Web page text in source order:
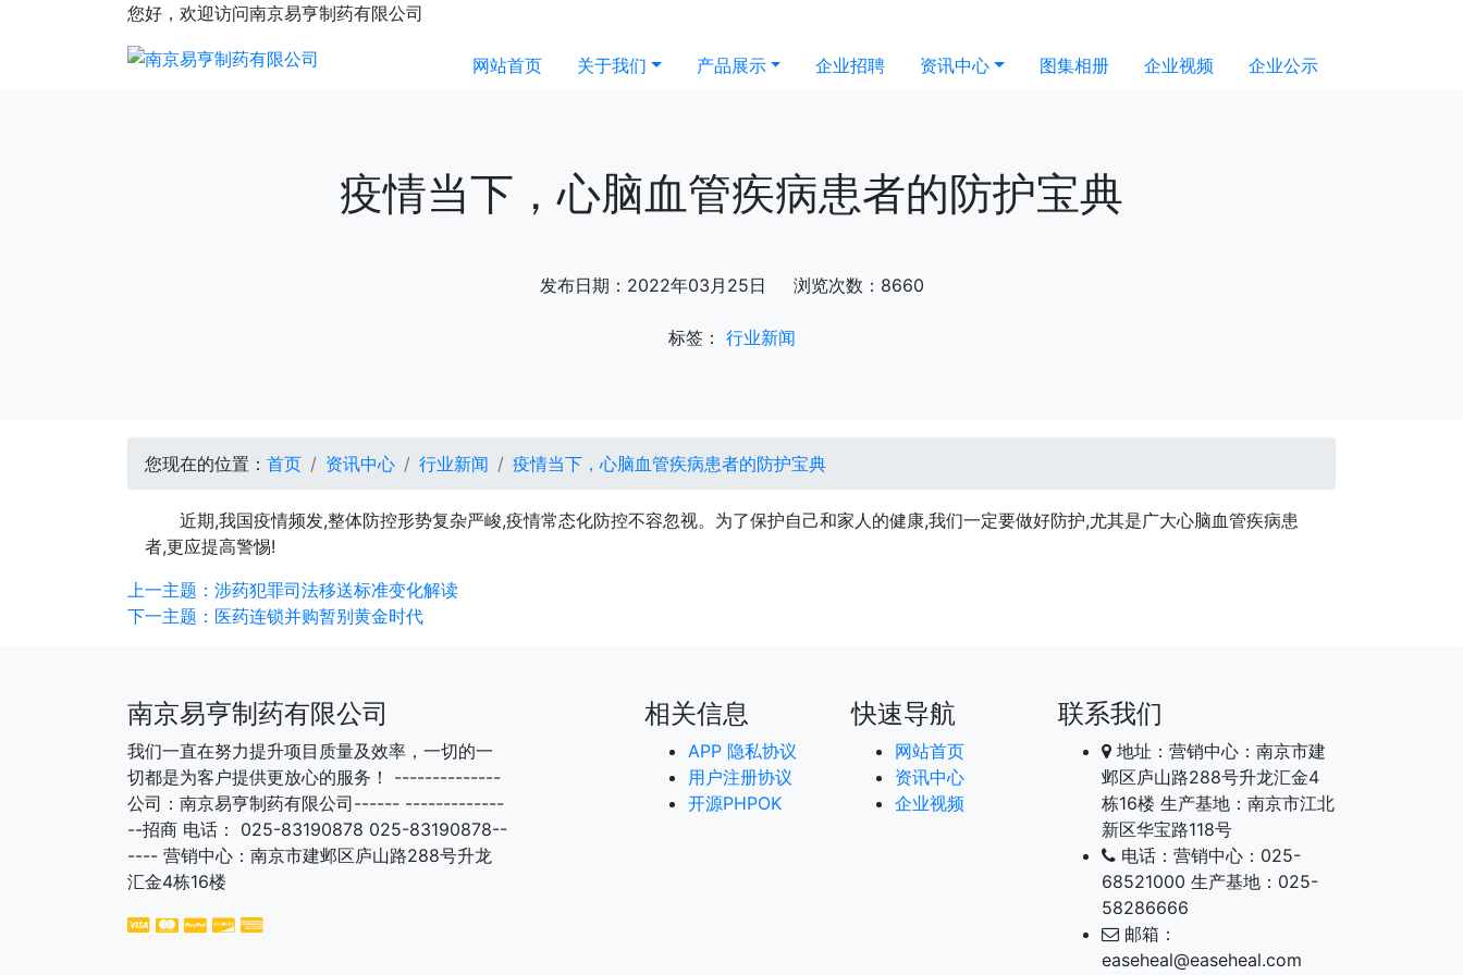
您好，欢迎访问南京易亨制药有限公司
网站首页 关于我们 产品展示 企业招聘 资讯中心 图集相册 企业视频 企业公示
疫情当下，心脑血管疾病患者的防护宝典
发布日期：2022年03月25日 浏览次数：8660
标签： 行业新闻
您现在的位置： 首页 资讯中心 行业新闻 疫情当下，心脑血管疾病患者的防护宝典
近期,我国疫情频发,整体防控形势复杂严峻,疫情常态化防控不容忽视。为了保护自己和家人的健康,我们一定要做好防护,尤其是广大心脑血管疾病患
者,更应提高警惕!
上一主题：涉药犯罪司法移送标准变化解读
下一主题：医药连锁并购暂别黄金时代
南京易亨制药有限公司
我们一直在努力提升项目质量及效率，一切的一
切都是为客户提供更放心的服务！ --------------
公司：南京易亨制药有限公司------ -------------
--招商 电话： 025-83190878 025-83190878--
---- 营销中心：南京市建邺区庐山路288号升龙
汇金4栋16楼
相关信息
APP 隐私协议
用户注册协议
开源PHPOK
快速导航
网站首页
资讯中心
企业视频
联系我们
地址：营销中心：南京市建
邺区庐山路288号升龙汇金4
栋16楼 生产基地：南京市江北
新区华宝路118号
电话：营销中心：025-
68521000 生产基地：025-
58286666
邮箱：
easeheal@easeheal.com